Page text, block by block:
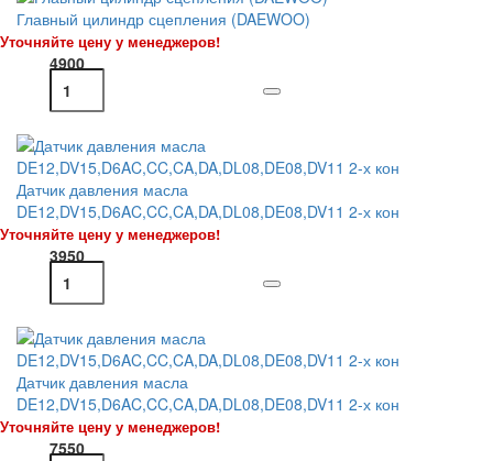
Главный цилиндр сцепления (DAEWOO)
Уточняйте цену у менеджеров!
4900
Датчик давления масла
DE12,DV15,D6AC,CC,CA,DA,DL08,DE08,DV11 2-х кон
Уточняйте цену у менеджеров!
3950
Датчик давления масла
DE12,DV15,D6AC,CC,CA,DA,DL08,DE08,DV11 2-х кон
Уточняйте цену у менеджеров!
7550